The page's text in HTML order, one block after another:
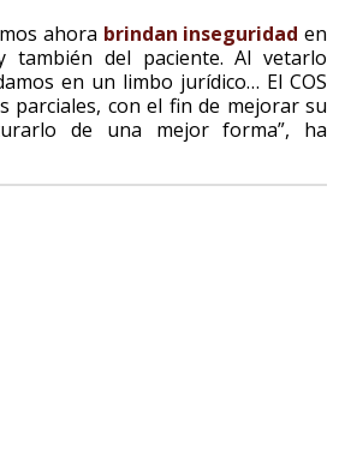
ahora brindan inseguridaden
también del paciente. Al vetarlo
en un limbo jurídico… El COS
parciales, con el fin de mejorar su
de una mejor forma”, ha